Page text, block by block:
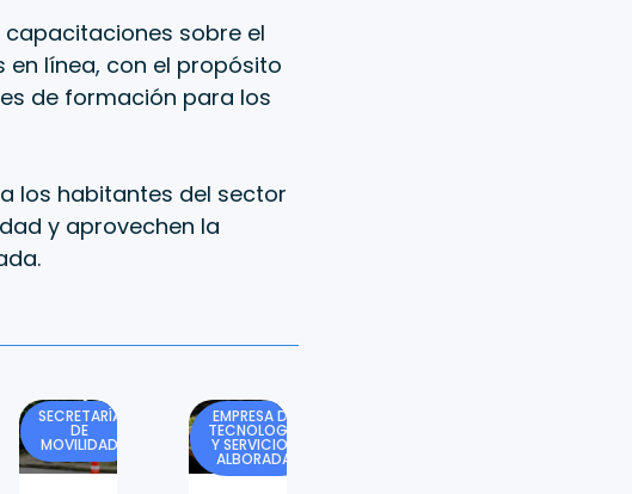
sobre el
línea, con el propósito
de formación para los
los habitantes del sector
y aprovechen la
SECRETARÍA
DE
MOVILIDAD
EMPRESA DE
TECNOLOGÍA
Y SERVICIOS
ALBORADA